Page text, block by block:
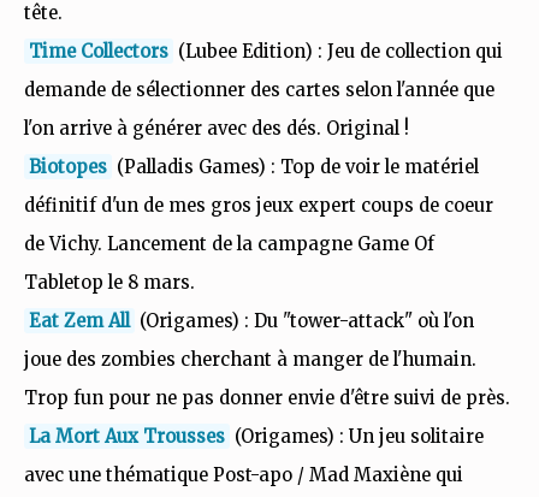
tête.
Time Collectors (Lubee Edition) : Jeu de collection qui
demande de sélectionner des cartes selon l'année que
l'on arrive à générer avec des dés. Original !
Biotopes (Palladis Games) : Top de voir le matériel
définitif d'un de mes gros jeux expert coups de coeur
de Vichy. Lancement de la campagne Game Of
Tabletop le 8 mars.
Eat Zem All (Origames) : Du "tower-attack" où l'on
joue des zombies cherchant à manger de l'humain.
Trop fun pour ne pas donner envie d'être suivi de près.
La Mort Aux Trousses (Origames) : Un jeu solitaire
avec une thématique Post-apo / Mad Maxiène qui